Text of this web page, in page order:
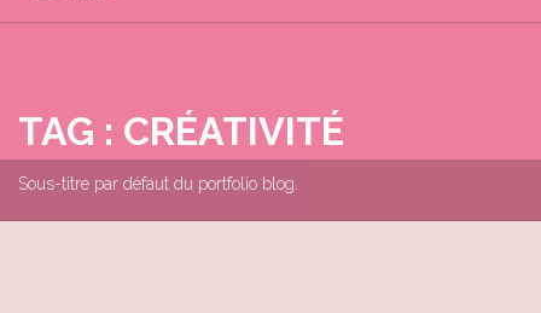
TAG : CRÉATIVITÉ
Sous-titre par défaut du portfolio blog.